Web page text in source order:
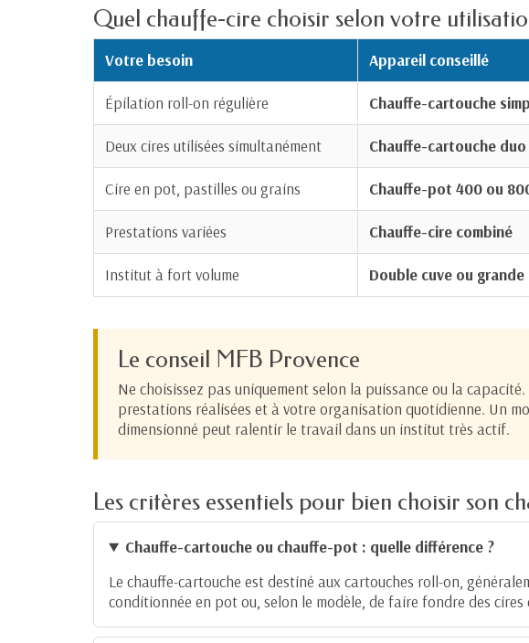
Quel chauffe-cire choisir selon votre
Votre besoin Appareil conseillé
Épilation roll-on régulière Chauffe-cartouche
Deux cires utilisées simultanément Chauffe-cartouche duo
Cire en pot, pastilles ou grains Chauffe-pot 400 ou
Prestations variées Chauffe-cire combiné
Institut à fort volume Double cuve ou
Le conseil MFB Provence
Ne choisissez pas uniquement selon la puissance ou la
prestations réalisées et à votre organisation quotidienne. Un
dimensionné peut ralentir le travail dans un institut très actif.
Les critères essentiels pour bien choisir son
Chauffe-cartouche ou chauffe-pot : quelle différence ?
Le chauffe-cartouche est destiné aux cartouches roll-on,
conditionnée en pot ou, selon le modèle, de faire fondre des